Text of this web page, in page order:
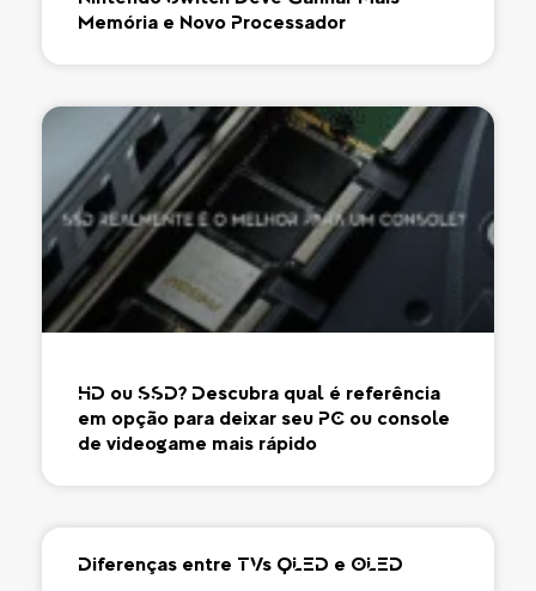
Memória e Novo Processador
HD ou SSD? Descubra qual é referência
em opção para deixar seu PC ou console
de videogame mais rápido
Diferenças entre TVs QLED e OLED